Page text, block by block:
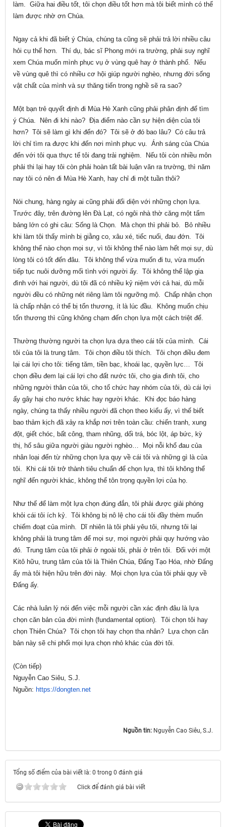
làm. Giữa hai điều tốt, tôi chọn điều tốt hơn mà tôi biết mình có thể
làm được nhờ ơn Chúa.
Ngay cả khi đã biết ý Chúa, chúng ta cũng sẽ phải trả lời nhiều câu
hỏi cụ thể hơn. Thí dụ, bác sĩ Phong mới ra trường, phải suy nghĩ
xem Chúa muốn mình phục vụ ở vùng quê hay ở thành phố. Nếu
về vùng quê thì có nhiều cơ hội giúp người nghèo, nhưng đời sống
vật chất của mình và sự thăng tiến trong nghề sẽ ra sao?
Một bạn trẻ quyết định đi Mùa Hè Xanh cũng phải phân định để tìm
ý Chúa. Nên đi khi nào? Địa điểm nào cần sự hiện diện của tôi
hơn? Tôi sẽ làm gì khi đến đó? Tôi sẽ ở đó bao lâu? Có câu trả
lời chỉ tìm ra được khi đến nơi mình phục vụ. Ánh sáng của Chúa
đến với tôi qua thực tế tôi đang trải nghiệm. Nếu tôi còn nhiều môn
phải thi lại hay tôi còn phải hoàn tất bài luận văn ra trường, thì năm
nay tôi có nên đi Mùa Hè Xanh, hay chỉ đi một tuần thôi?
Nói chung, hàng ngày ai cũng phải đối diện với những chọn lựa.
Trước đây, trên đường lên Đà Lạt, có ngôi nhà thờ căng một tấm
bảng lớn có ghi câu: Sống là Chọn. Mà chọn thì phải bỏ. Bỏ nhiều
khi làm tôi thấy mình bị giằng co, xâu xé, tiếc nuối, đau đớn. Tôi
không thể nào chọn mọi sự, vì tôi không thể nào làm hết mọi sự, dù
lòng tôi có tốt đến đâu. Tôi không thể vừa muốn đi tu, vừa muốn
tiếp tục nuôi dưỡng mối tình với người ấy. Tôi không thể lập gia
đình với hai người, dù tôi đã có nhiều kỷ niệm với cả hai, dù mỗi
người đều có những nét riêng làm tôi ngưỡng mộ. Chấp nhận chọn
là chấp nhận có thể bị tổn thương, ít là lúc đầu. Không muốn chịu
tổn thương thì cũng không chạm đến chọn lựa một cách triệt để.
Thường thường người ta chọn lựa dựa theo cái tôi của mình. Cái
tôi của tôi là trung tâm. Tôi chọn điều tôi thích. Tôi chọn điều đem
lại cái lợi cho tôi: tiếng tăm, tiền bạc, khoái lạc, quyền lực… Tôi
chọn điều đem lại cái lợi cho đất nước tôi, cho gia đình tôi, cho
những người thân của tôi, cho tổ chức hay nhóm của tôi, dù cái lợi
ấy gây hại cho nước khác hay người khác. Khi đọc báo hàng
ngày, chúng ta thấy nhiều người đã chọn theo kiểu ấy, vì thế biết
bao thảm kịch đã xảy ra khắp nơi trên toàn cầu: chiến tranh, xung
đột, giết chóc, bất công, tham nhũng, dối trá, bóc lột, áp bức, kỳ
thị, hố sâu giữa người giàu người nghèo… Mọi nỗi khổ đau của
nhân loại đến từ những chọn lựa quy về cái tôi và những gì là của
tôi. Khi cái tôi trở thành tiêu chuẩn để chọn lựa, thì tôi không thể
nghĩ đến người khác, không thể tôn trọng quyền lợi của họ.
Như thế để làm một lựa chọn đúng đắn, tôi phải được giải phóng
khỏi cái tôi ích kỷ. Tôi không bị nô lệ cho cái tôi đầy thèm muốn
chiếm đoạt của mình. Dĩ nhiên là tôi phải yêu tôi, nhưng tôi lại
không phải là trung tâm để mọi sự, mọi người phải quy hướng vào
đó. Trung tâm của tôi phải ở ngoài tôi, phải ở trên tôi. Đối với một
Kitô hữu, trung tâm của tôi là Thiên Chúa, Đấng Tạo Hóa, nhờ Đấng
ấy mà tôi hiện hữu trên đời này. Mọi chọn lựa của tôi phải quy về
Đấng ấy.
Các nhà luân lý nói đến việc mỗi người cần xác định đâu là lựa
chọn căn bản của đời mình (fundamental option). Tôi chọn tôi hay
chọn Thiên Chúa? Tôi chọn tôi hay chọn tha nhân? Lựa chọn căn
bản này sẽ chi phối mọi lựa chọn nhỏ khác của đời tôi.
(Còn tiếp)
Nguyễn Cao Siêu, S.J.
Nguồn: https://dongten.net
Nguồn tin: Nguyễn Cao Siêu, S.J.
Tổng số điểm của bài viết là: 0 trong 0 đánh giá
Click để đánh giá bài viết